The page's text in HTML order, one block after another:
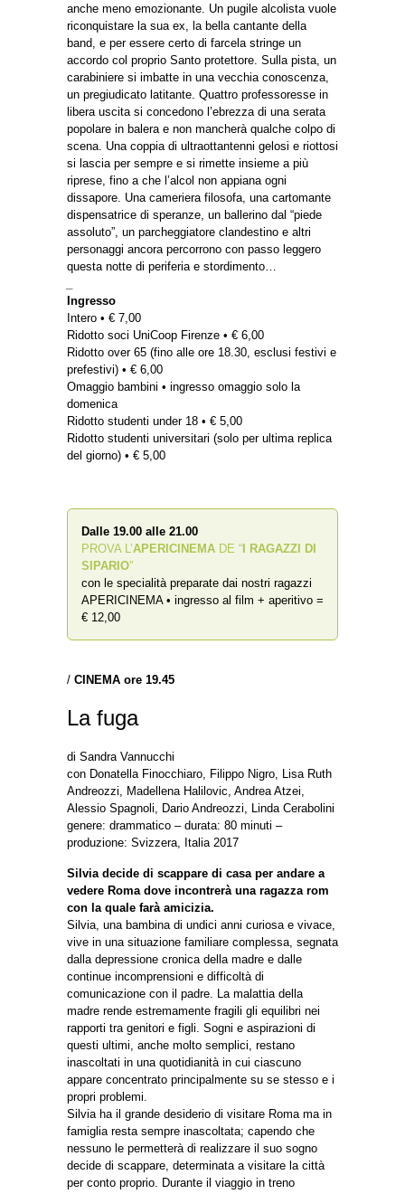
anche meno emozionante. Un pugile alcolista vuole
riconquistare la sua ex, la bella cantante della
band, e per essere certo di farcela stringe un
accordo col proprio Santo protettore. Sulla pista, un
carabiniere si imbatte in una vecchia conoscenza,
un pregiudicato latitante. Quattro professoresse in
libera uscita si concedono l’ebrezza di una serata
popolare in balera e non mancherà qualche colpo di
scena. Una coppia di ultraottantenni gelosi e riottosi
si lascia per sempre e si rimette insieme a più
riprese, fino a che l’alcol non appiana ogni
dissapore. Una cameriera filosofa, una cartomante
dispensatrice di speranze, un ballerino dal “piede
assoluto”, un parcheggiatore clandestino e altri
personaggi ancora percorrono con passo leggero
questa notte di periferia e stordimento…
Ingresso
Intero • € 7,00
Ridotto soci UniCoop Firenze • € 6,00
Ridotto over 65 (fino alle ore 18.30, esclusi festivi e
prefestivi) • € 6,00
Omaggio bambini • ingresso omaggio solo la
domenica
Ridotto studenti under 18 • € 5,00
Ridotto studenti universitari (solo per ultima replica
del giorno) • € 5,00
Dalle 19.00 alle 21.00
PROVA L’APERICINEMA DE “ I RAGAZZI DI
SIPARIO”
con le specialità preparate dai nostri ragazzi
APERICINEMA • ingresso al film + aperitivo =
€ 12,00
/ CINEMA ore 19.45
La fuga
di Sandra Vannucchi
con Donatella Finocchiaro, Filippo Nigro, Lisa Ruth
Andreozzi, Madellena Halilovic, Andrea Atzei,
Alessio Spagnoli, Dario Andreozzi, Linda Cerabolini
genere: drammatico – durata: 80 minuti –
produzione: Svizzera, Italia 2017
Silvia decide di scappare di casa per andare a
vedere Roma dove incontrerà una ragazza rom
con la quale farà amicizia.
Silvia, una bambina di undici anni curiosa e vivace,
vive in una situazione familiare complessa, segnata
dalla depressione cronica della madre e dalle
continue incomprensioni e difficoltà di
comunicazione con il padre. La malattia della
madre rende estremamente fragili gli equilibri nei
rapporti tra genitori e figli. Sogni e aspirazioni di
questi ultimi, anche molto semplici, restano
inascoltati in una quotidianità in cui ciascuno
appare concentrato principalmente su se stesso e i
propri problemi.
Silvia ha il grande desiderio di visitare Roma ma in
famiglia resta sempre inascoltata; capendo che
nessuno le permetterà di realizzare il suo sogno
decide di scappare, determinata a visitare la città
per conto proprio. Durante il viaggio in treno